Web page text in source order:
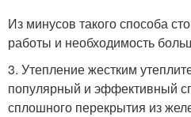
Из минусов такого способа
работы и необходимость
3. Утепление жестким
популярный и эффективный
сплошного перекрытия из